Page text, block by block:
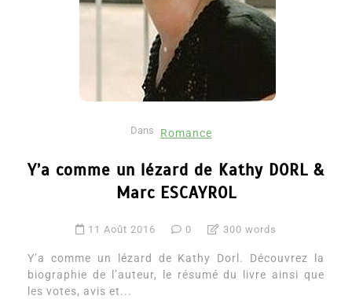
Dans Romance
Y’a comme un lézard de Kathy DORL &
Marc ESCAYROL
11 Août 2016 0 300 words
Y’a comme un lézard de Kathy Dorl. Découvrez la
biographie de l’auteur, le résumé du livre ainsi que
les votes, avis et...